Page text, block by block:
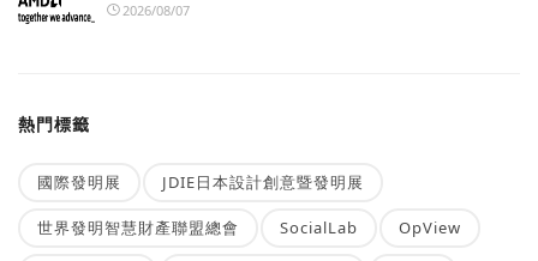
2026/08/07
熱門標籤
國際發明展 JDIE日本設計創意暨發明展
世界發明智慧財產聯盟總會 SocialLab OpView